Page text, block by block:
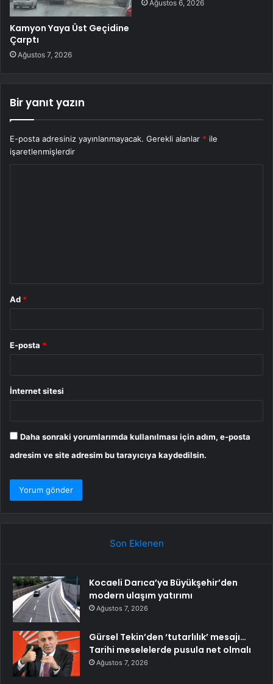
Kamyon Yaya Üst Geçidine
Çarptı
Ağustos 7, 2026
Ağustos 6, 2026
Bir yanıt yazın
E-posta adresiniz yayınlanmayacak. Gerekli alanlar * ile
işaretlenmişlerdir
Ad *
E-posta *
İnternet sitesi
Daha sonraki yorumlarımda kullanılması için adım, e-posta
adresim ve site adresim bu tarayıcıya kaydedilsin.
Son Eklenen
Kocaeli Darıca’ya Büyükşehir’den
modern ulaşım yatırımı
Ağustos 7, 2026
Gürsel Tekin’den ‘tutarlılık’ mesajı…
Tarihi meselelerde pusula net olmalı
Ağustos 7, 2026